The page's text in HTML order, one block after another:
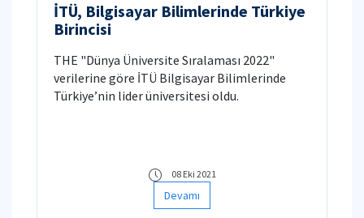
İTÜ, Bilgisayar Bilimlerinde Türkiye
Birincisi
THE "Dünya Üniversite Sıralaması 2022"
verilerine göre İTÜ Bilgisayar Bilimlerinde
Türkiye’nin lider üniversitesi oldu.
08 Eki 2021
Devamı